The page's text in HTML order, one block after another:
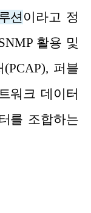
션 이라고 정
활용 및
퍼블
워크 데이터
를 조합하는